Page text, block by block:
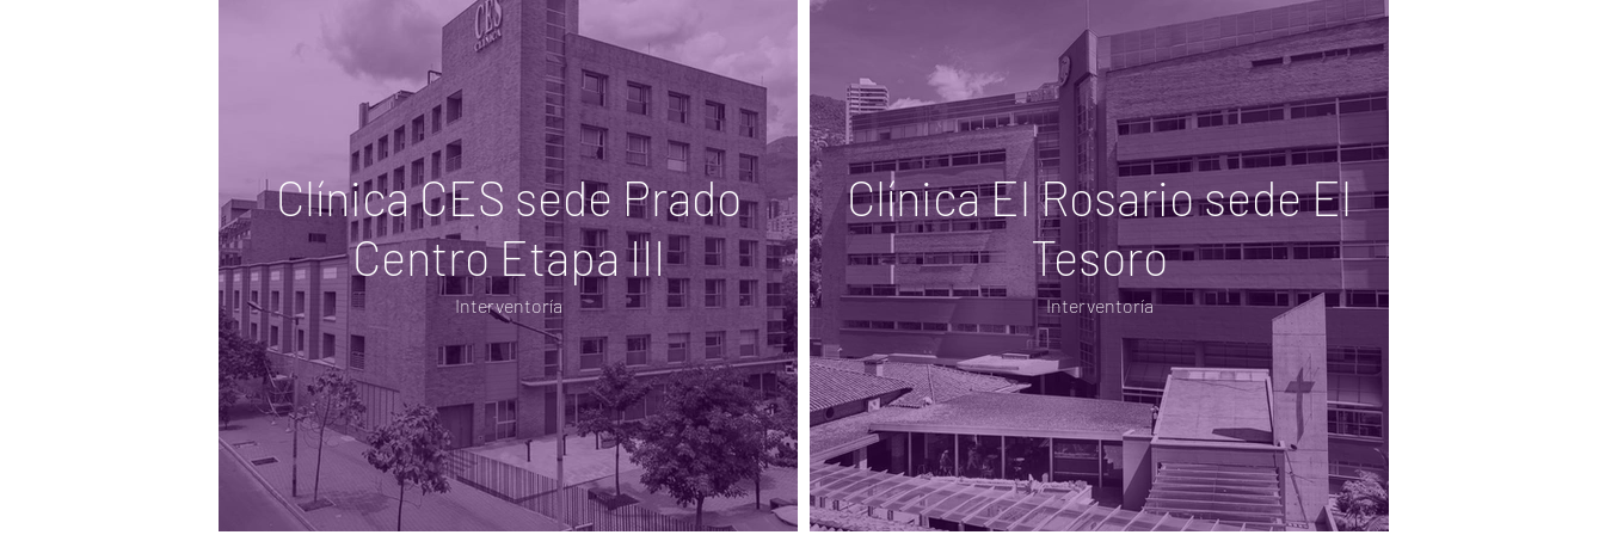
Clínica CES sede Prado
Centro Etapa III
Interventoría
Clínica El Rosario sede El
Tesoro
Interventoría